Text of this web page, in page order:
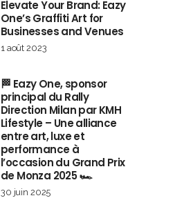
Elevate Your Brand: Eazy
One’s Graffiti Art for
Businesses and Venues
1 août 2023
🏁 Eazy One, sponsor
principal du Rally
Direction Milan par KMH
Lifestyle – Une alliance
entre art, luxe et
performance à
l’occasion du Grand Prix
de Monza 2025 🏎️
30 juin 2025